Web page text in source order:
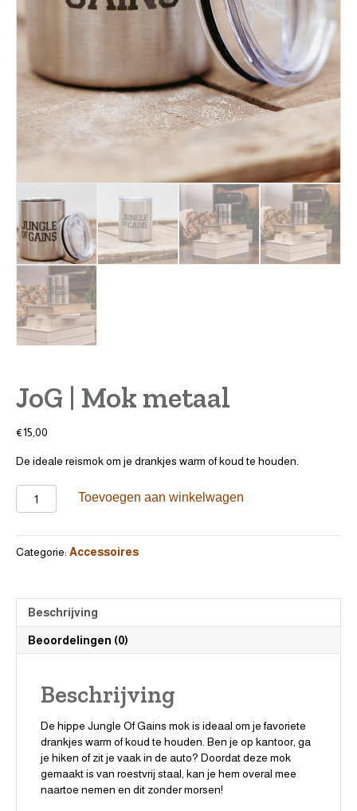
JoG | Mok metaal
€15,00
De ideale reismok om je drankjes warm of koud te houden.
|
metaal
aantal
Toevoegen aan winkelwagen
Categorie: Accessoires
Beschrijving
Beoordelingen (0)
Beschrijving
De hippe Jungle Of Gains mok is ideaal om je favoriete
drankjes warm of koud te houden. Ben je op kantoor, ga
je hiken of zit je vaak in de auto? Doordat deze mok
gemaakt is van roestvrij staal, kan je hem overal mee
naartoe nemen en dit zonder morsen!